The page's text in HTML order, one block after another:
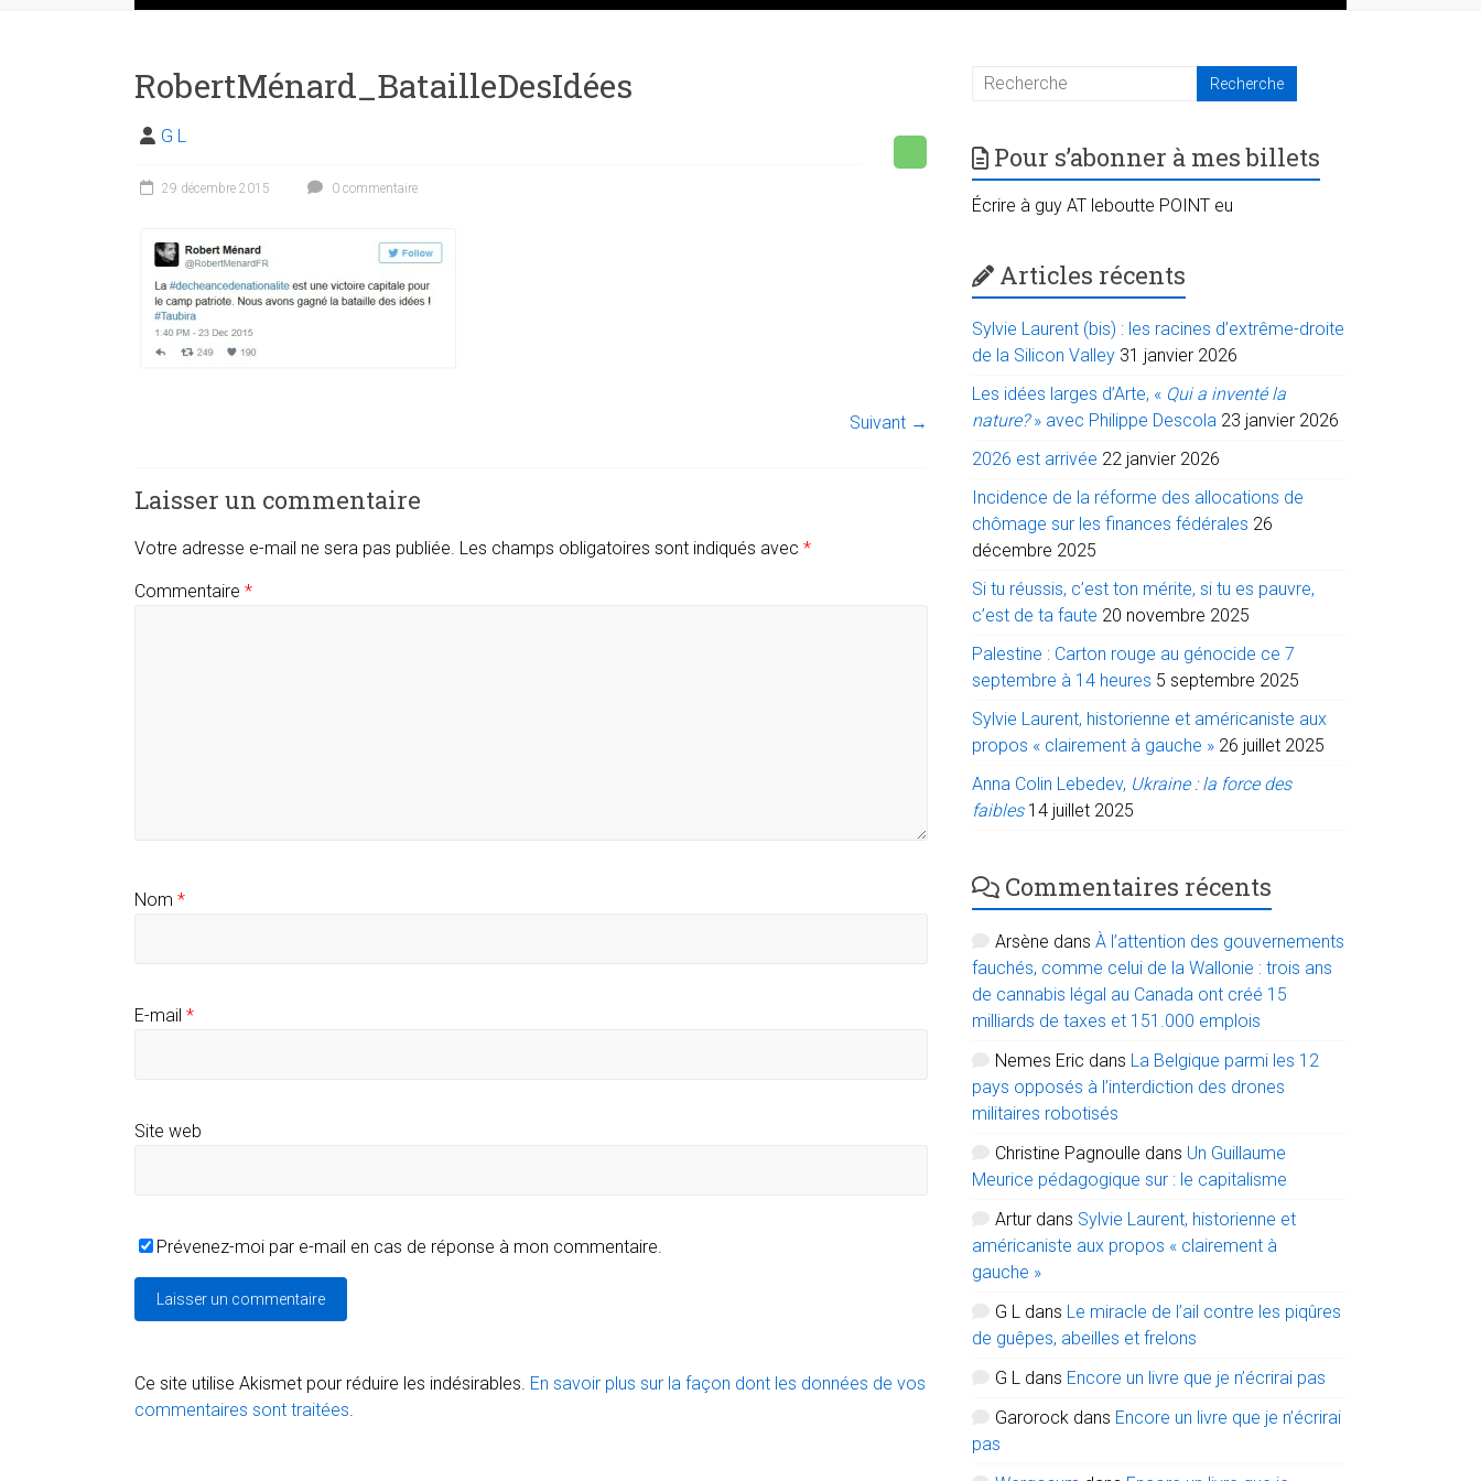
RobertMénard_BatailleDesIdées
G L
29 décembre 2015 0 commentaire
Suivant →
Laisser un commentaire
Votre adresse e-mail ne sera pas publiée. Les champs obligatoires sont indiqués avec *
Commentaire *
Nom *
E-mail *
Site web
Prévenez-moi par e-mail en cas de réponse à mon commentaire.
Ce site utilise Akismet pour réduire les indésirables. En savoir plus sur la façon dont les données de vos
commentaires sont traitées
Pour s’abonner à mes billets
Écrire à guy AT leboutte POINT eu
Articles récents
Sylvie Laurent (bis) : les racines d’extrême-droite
de la Silicon Valley 31 janvier 2026
Les idées larges d’Arte, « Qui a inventé la
nature?» avec Philippe Descola 23 janvier 2026
2026 est arrivée 22 janvier 2026
Incidence de la réforme des allocations de
chômage sur les finances fédérales 26
décembre 2025
Si tu réussis, c’est ton mérite, si tu es pauvre,
c’est de ta faute 20 novembre 2025
Palestine : Carton rouge au génocide ce 7
septembre à 14 heures 5 septembre 2025
Sylvie Laurent, historienne et américaniste aux
propos « clairement à gauche » 26 juillet 2025
Anna Colin Lebedev, Ukraine : la force des
faibles 14 juillet 2025
Commentaires récents
Arsène dansÀ l’attention des gouvernements
fauchés, comme celui de la Wallonie : trois ans
de cannabis légal au Canada ont créé 15
milliards de taxes et 151.000 emplois
Nemes Eric dans La Belgique parmi les 12
pays opposés à l’interdiction des drones
militaires robotisés
Christine Pagnoulle dans Un Guillaume
Meurice pédagogique sur : le capitalisme
Artur dans Sylvie Laurent, historienne et
américaniste aux propos « clairement à
gauche »
G L dans Le miracle de l’ail contre les piqûres
de guêpes, abeilles et frelons
G L dans Encore un livre que je n’écrirai pas
Garorock dans Encore un livre que je n’écrirai
pas